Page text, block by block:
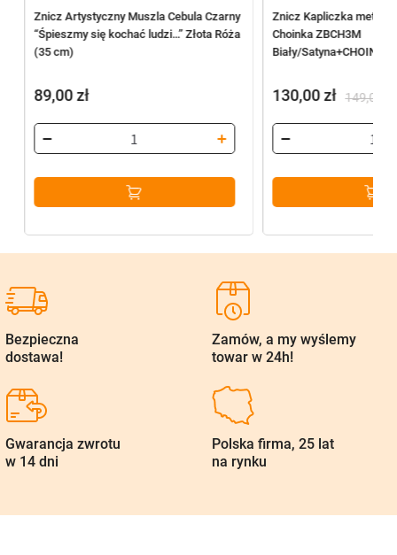
Znicz Artystyczny Muszla Cebula Czarny
“Śpieszmy się kochać ludzi…” Złota Róża
(35 cm)
89,00zł
Znicz Kapliczka
Choinka ZBCH3M
Biały/Satyna+CHOINKA
149,00
cena
wynosiła:
149,00 zł.
130,00zł
cena
wynosi:
130,00 zł.
Bezpieczna
dostawa!
Zamów, a my wyślemy
towar w 24h!
Gwarancja zwrotu
w 14 dni
Polska firma, 25 lat
na rynku